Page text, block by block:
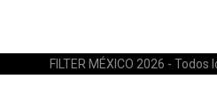
FILTER MÉXICO 2026 -